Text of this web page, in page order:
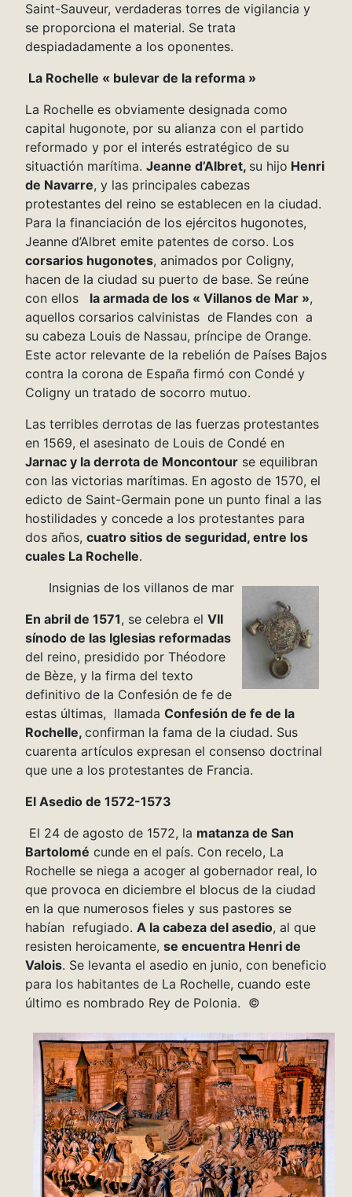
Saint-Sauveur, verdaderas torres de vigilancia y
se proporciona el material. Se trata
despiadadamente a los oponentes.
La Rochelle « bulevar de la reforma »
La Rochelle es obviamente designada como
capital hugonote, por su alianza con el partido
reformado y por el interés estratégico de su
situactión marítima. Jeanne d’Albret, su hijo Henri
de Navarre, y las principales cabezas
protestantes del reino se establecen en la ciudad.
Para la financiación de los ejércitos hugonotes,
Jeanne d’Albret emite patentes de corso. Los
corsarios hugonotes, animados por Coligny,
hacen de la ciudad su puerto de base. Se reúne
con ellos
la armada de los « Villanos de Mar »,
aquellos corsarios calvinistas de Flandes con a
su cabeza Louis de Nassau, príncipe de Orange.
Este actor relevante de la rebelión de Países Bajos
contra la corona de España firmó con Condé y
Coligny un tratado de socorro mutuo.
Las terribles derrotas de las fuerzas protestantes
en 1569, el asesinato de Louis de Condé en
Jarnac y la derrota de Moncontour se equilibran
con las victorias marítimas. En agosto de 1570, el
edicto de Saint-Germain pone un punto final a las
hostilidades y concede a los protestantes para
dos años, cuatro sitios de seguridad, entre los
cuales La Rochelle.
Insignias de los villanos de mar
En abril de 1571, se celebra el VII
sínodo de las Iglesias reformadas
del reino, presidido por Théodore
de Bèze, y la firma del texto
definitivo de la Confesión de fe de
estas últimas, llamada Confesión de fe de la
Rochelle, confirman la fama de la ciudad. Sus
cuarenta artículos expresan el consenso doctrinal
que une a los protestantes de Francia.
El Asedio de 1572-1573
El 24 de agosto de 1572, la matanza de San
Bartolomé cunde en el país. Con recelo, La
Rochelle se niega a acoger al gobernador real, lo
que provoca en diciembre el blocus de la ciudad
en la que numerosos fieles y sus pastores se
habían refugiado. A la cabeza del asedio, al que
resisten heroicamente, se encuentra Henri de
Valois. Se levanta el asedio en junio, con beneficio
para los habitantes de La Rochelle, cuando este
último es nombrado Rey de Polonia. ©